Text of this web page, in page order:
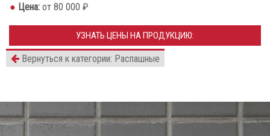
Цена: от 80 000 ₽
УЗНАТЬ ЦЕНЫ НА ПРОДУКЦИЮ:
Вернуться к категории: Распашные